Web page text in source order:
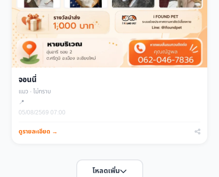
จอนนี่
แมว · ไม่ทราบ
📍
05/08/2569 07:00
ดูรายละเอียด →
โหลดเพิ่ม